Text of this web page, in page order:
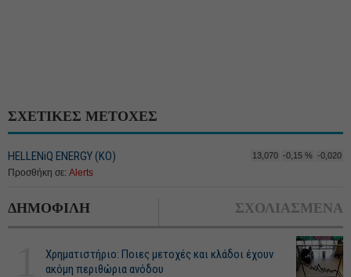
ΣΧΕΤΙΚΕΣ ΜΕΤΟΧΕΣ
HELLENiQ ENERGY (ΚΟ) 13,070 -0,15 % -0,020
Προσθήκη σε: Alerts
ΔΗΜΟΦΙΛΗ ΣΧΟΛΙΑΣΜΕΝΑ
Χρηματιστήριο: Ποιες μετοχές και κλάδοι έχουν
ακόμη περιθώρια ανόδου